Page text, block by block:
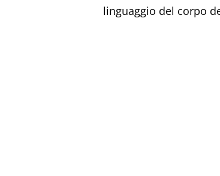
linguaggio del corpo